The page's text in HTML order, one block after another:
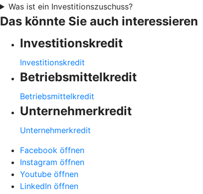
Was ist ein Investitionszuschuss?
Das könnte Sie auch interessieren
Investitionskredit
Investitionskredit
Betriebsmittelkredit
Betriebsmittelkredit
Unternehmerkredit
Unternehmerkredit
Facebook öffnen
Instagram öffnen
Youtube öffnen
LinkedIn öffnen